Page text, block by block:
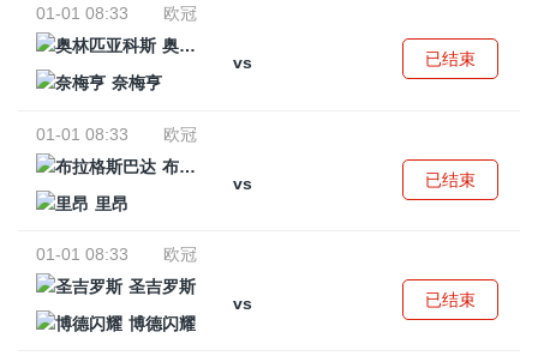
01-01 08:33
欧冠
奥林匹亚科斯
vs
奈梅亨
已结束
01-01 08:33
欧冠
布拉格斯巴达
vs
里昂
已结束
01-01 08:33
欧冠
圣吉罗斯
vs
博德闪耀
已结束